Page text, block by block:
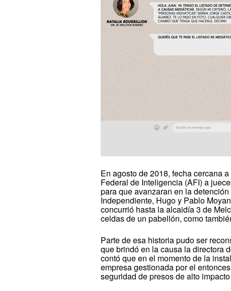
En agosto de 2018, fecha cercana
Federal de Inteligencia (AFI) a
para que avanzaran en la
Independiente, Hugo y Pablo
concurrió hasta la alcaidía 3 de
celdas de un pabellón, como
Parte de esa historia pudo ser
que brindó en la causa la directora
contó que en el momento de la
empresa gestionada por el
seguridad de presos de alto